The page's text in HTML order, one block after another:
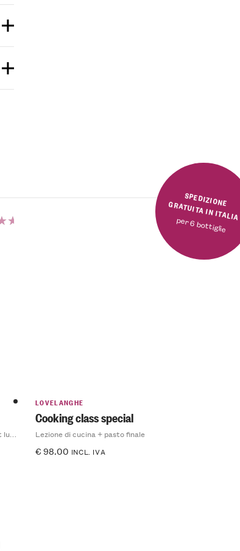
SPEDIZIONE GRATUITA IN ITALIA
per 6 bottiglie
Visita del caseificio + creazione ricotta + light lunch
LOVELANGHE
Cooking class special
Lezione di cucina + pasto finale
Valutato
5.00su 5
€98.00 INCL. IVA